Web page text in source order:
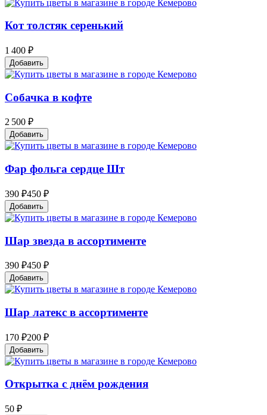
Кот толстяк серенький
1 400 ₽
Добавить
Собачка в кофте
2 500 ₽
Добавить
Фар фольга сердце Шт
390 ₽450 ₽
Добавить
Шар звезда в ассортименте
390 ₽450 ₽
Добавить
Шар латекс в ассортименте
170 ₽200 ₽
Добавить
Открытка с днём рождения
50 ₽